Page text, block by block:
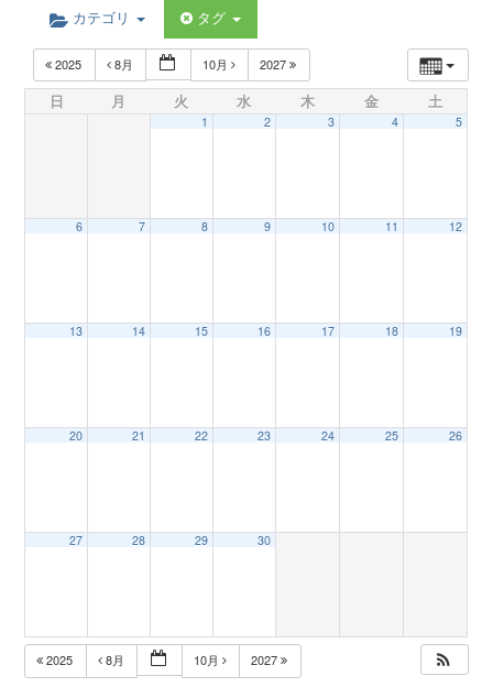
t
i
カテゴリ タグ
2025 8月 10月 2027
日 月 火 水 木 金 土
1 2 3 4 5
6 7 8 9 10 11 12
13 14 15 16 17 18 19
20 21 22 23 24 25 26
27 28 29 30
2025 8月 10月 2027